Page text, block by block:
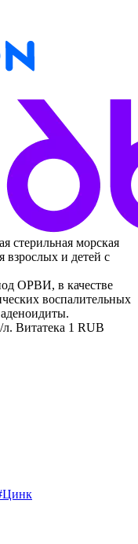
стерильная морская
взрослых и детей с
ОРВИ, в качестве
воспалительных
л. Витатека 1 RUB